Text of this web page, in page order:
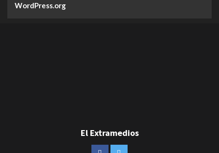
WordPress.org
El Extramedios